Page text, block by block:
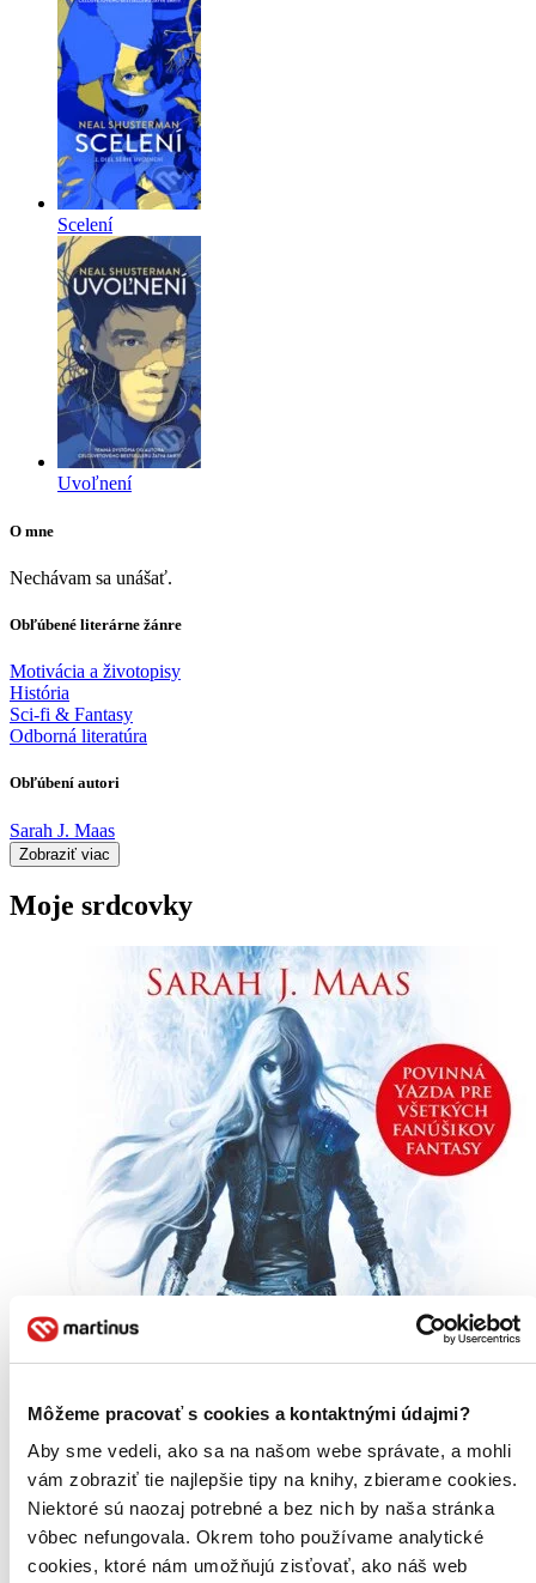
Môžeme pracovať s cookies a kontaktnými údajmi?
Aby sme vedeli, ako sa na našom webe správate, a mohli
vám zobraziť tie najlepšie tipy na knihy, zbierame cookies.
Niektoré sú naozaj potrebné a bez nich by naša stránka
vôbec nefungovala. Okrem toho používame analytické
cookies, ktoré nám umožňujú zisťovať, ako náš web
Scelení
Uvoľnení
O mne
Nechávam sa unášať.
Obľúbené literárne žánre
Motivácia a životopisy
História
Sci-fi & Fantasy
Odborná literatúra
Obľúbení autori
Sarah J. Maas
Zobraziť viac
Moje srdcovky